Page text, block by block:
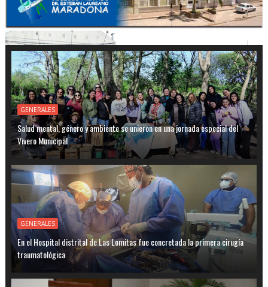
GENERALES
Salud mental, género y ambiente se unieron en una jornada especial del
Vivero Municipal
GENERALES
En el Hospital distrital de Las Lomitas fue concretada la primera cirugía
traumatológica